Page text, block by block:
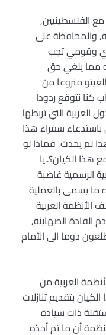
الفلسطينيين,
والمحافظة على
وقومي تجب
مما يلغي حق
منزوعا من
كنا نتوقع ردودا
العربية التي تربطها
سفراء هذا
لم يحدث, فماذا لو
هذا الكيان؟..يا
الرسمية غاضبة
ما يسمى بالعملية
الأنظمة العربية
القادة الصهاينة,
دوما الى الأمام
العربية من
بتقديم تنازلات
ذات سيادة
أن ما تم أخذه